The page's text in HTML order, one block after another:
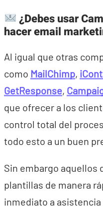
¿Debes usar
hacer email
Al igual que otras
como MailChimp,
GetResponse,
que ofrecer a los
control total del
todo esto a un buen
Sin embargo aquellos
plantillas de manera
inmediato a